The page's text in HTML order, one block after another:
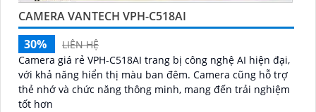
CAMERA VANTECH VPH-C518AI
30%
LIÊN HỆ
Camera giá rẻ VPH-C518AI trang bị công nghệ AI hiện đại,
với khả năng hiển thị màu ban đêm. Camera cũng hỗ trợ
thẻ nhớ và chức năng thông minh, mang đến trải nghiệm
tốt hơn